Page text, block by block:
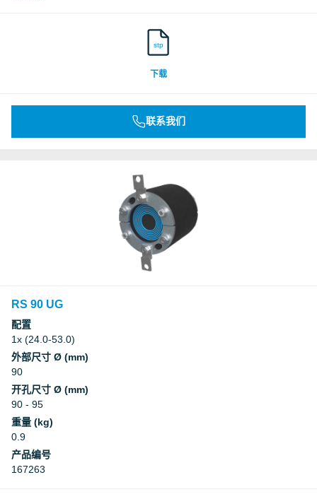
stp
下载
联系我们
RS 90 UG
配置
1x (24.0-53.0)
外部尺寸 Ø (mm)
90
开孔尺寸 Ø (mm)
90 - 95
重量 (kg)
0.9
产品编号
167263